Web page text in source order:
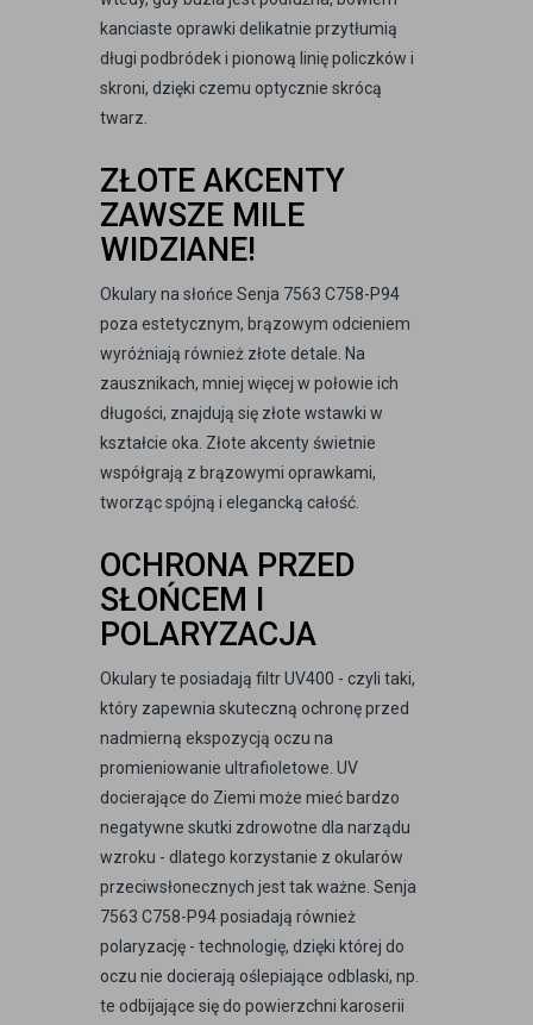
kanciaste oprawki delikatnie przytłumią
długi podbródek i pionową linię policzków i
skroni, dzięki czemu optycznie skrócą
twarz.
ZŁOTE AKCENTY
ZAWSZE MILE
WIDZIANE!
Okulary na słońce Senja 7563 C758-P94
poza estetycznym, brązowym odcieniem
wyróżniają również złote detale. Na
zausznikach, mniej więcej w połowie ich
długości, znajdują się złote wstawki w
kształcie oka. Złote akcenty świetnie
współgrają z brązowymi oprawkami,
tworząc spójną i elegancką całość.
OCHRONA PRZED
SŁOŃCEM I
POLARYZACJA
Okulary te posiadają filtr UV400 - czyli taki,
który zapewnia skuteczną ochronę przed
nadmierną ekspozycją oczu na
promieniowanie ultrafioletowe. UV
docierające do Ziemi może mieć bardzo
negatywne skutki zdrowotne dla narządu
wzroku - dlatego korzystanie z okularów
przeciwsłonecznych jest tak ważne. Senja
7563 C758-P94 posiadają również
polaryzację - technologię, dzięki której do
oczu nie docierają oślepiające odblaski, np.
te odbijające się do powierzchni karoserii